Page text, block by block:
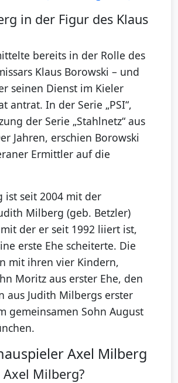
in der Figur des Klaus
bereits in der Rolle des
Klaus Borowski – und
seinen Dienst im Kieler
antrat. In der Serie „PSI“,
der Serie „Stahlnetz“ aus
Jahren, erschien Borowski
Ermittler auf die
ist seit 2004 mit der
Milberg (geb. Betzler)
der er seit 1992 liiert ist,
erste Ehe scheiterte. Die
mit ihren vier Kindern,
Moritz aus erster Ehe, den
aus Judith Milbergs erster
gemeinsamen Sohn August
Axel Milberg
Milberg?